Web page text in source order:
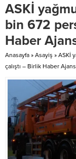
planlamalar yapan
düzenlediği “Her Ay
projesi ile binlerce
çeşitli branşlarda
ASKİ
bin 672
Haber
Anasayfa » Asayiş » ASKİ
çalıştı – Birlik Haber